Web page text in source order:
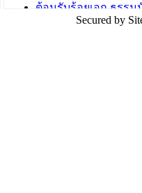
ต้อนรับร้อยเอก ธรร
และรัฐมนตรีว่าการ
Secured by